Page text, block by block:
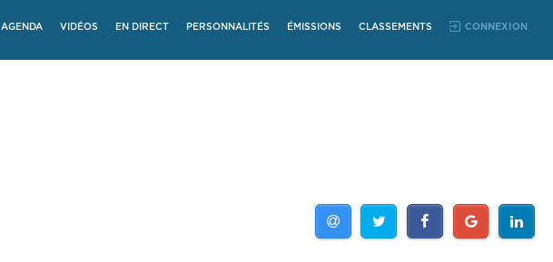
AGENDA VIDÉOS EN DIRECT PERSONNALITÉS ÉMISSIONS CLASSEMENTS CONNEXION